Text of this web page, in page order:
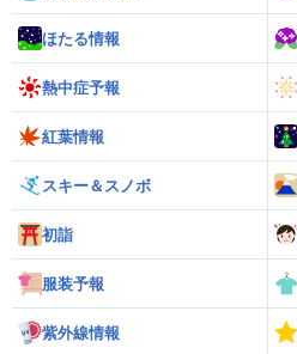
ほたる情報
熱中症予報
紅葉情報
スキー＆スノボ
初詣
服装予報
紫外線情報